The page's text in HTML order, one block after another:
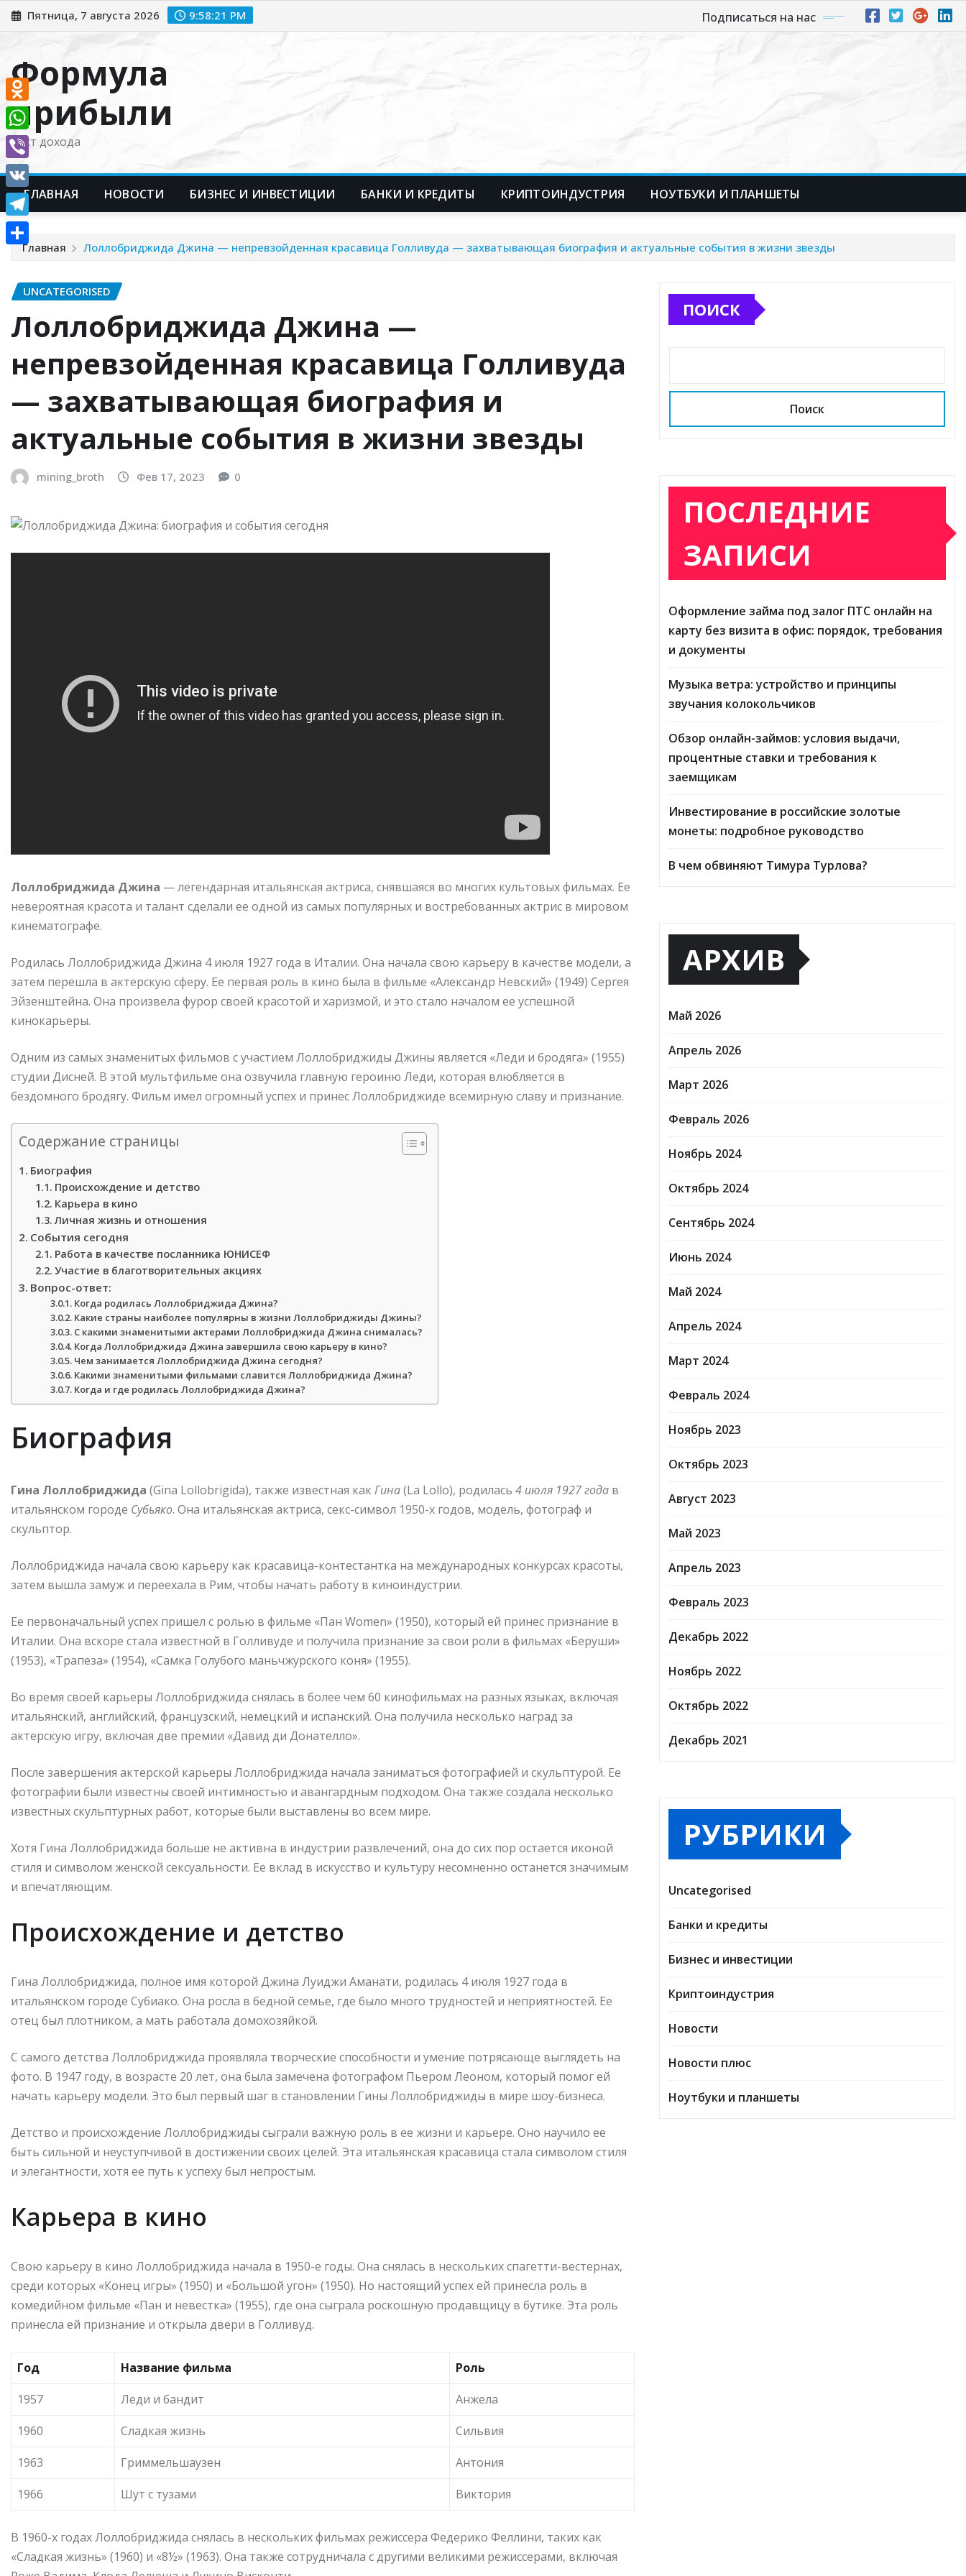
Перейти
к
Пятница, 7 августа 2026 9:58:22 PM Подписаться на нас
Формула
прибыли
Рост дохода
ГЛАВНАЯ НОВОСТИ БИЗНЕС И ИНВЕСТИЦИИ БАНКИ И КРЕДИТЫ КРИПТОИНДУСТРИЯ НОУТБУКИ И ПЛАНШЕТЫ
Главная Лоллобриджида Джина — непревзойденная красавица Голливуда — захватывающая биография и актуальные события в жизни звезды
UNCATEGORISED
Лоллобриджида Джина —
непревзойденная красавица Голливуда
— захватывающая биография и
актуальные события в жизни звезды
mining_broth Фев 17, 2023 0
Лоллобриджида Джина — легендарная итальянская актриса, снявшаяся во многих культовых фильмах. Ее
невероятная красота и талант сделали ее одной из самых популярных и востребованных актрис в мировом
кинематографе.
Родилась Лоллобриджида Джина 4 июля 1927 года в Италии. Она начала свою карьеру в качестве модели, а
затем перешла в актерскую сферу. Ее первая роль в кино была в фильме «Александр Невский» (1949) Сергея
Эйзенштейна. Она произвела фурор своей красотой и харизмой, и это стало началом ее успешной
кинокарьеры.
Одним из самых знаменитых фильмов с участием Лоллобриджиды Джины является «Леди и бродяга» (1955)
студии Дисней. В этой мультфильме она озвучила главную героиню Леди, которая влюбляется в
бездомного бродягу. Фильм имел огромный успех и принес Лоллобриджиде всемирную славу и признание.
Содержание страницы
Биография
Происхождение и детство
Карьера в кино
Личная жизнь и отношения
События сегодня
Работа в качестве посланника ЮНИСЕФ
Участие в благотворительных акциях
Вопрос-ответ:
Когда родилась Лоллобриджида Джина?
Какие страны наиболее популярны в жизни Лоллобриджиды Джины?
С какими знаменитыми актерами Лоллобриджида Джина снималась?
Когда Лоллобриджида Джина завершила свою карьеру в кино?
Чем занимается Лоллобриджида Джина сегодня?
Какими знаменитыми фильмами славится Лоллобриджида Джина?
Когда и где родилась Лоллобриджида Джина?
Биография
Гина Лоллобриджида (Gina Lollobrigida), также известная как Гина(La Lollo), родилась 4 июля 1927 года в
итальянском городе Субьяко. Она итальянская актриса, секс-символ 1950-х годов, модель, фотограф и
скульптор.
Лоллобриджида начала свою карьеру как красавица-контестантка на международных конкурсах красоты,
затем вышла замуж и переехала в Рим, чтобы начать работу в киноиндустрии.
Ее первоначальный успех пришел с ролью в фильме «Пан Women» (1950), который ей принес признание в
Италии. Она вскоре стала известной в Голливуде и получила признание за свои роли в фильмах «Беруши»
(1953), «Трапеза» (1954), «Самка Голубого маньчжурского коня» (1955).
Во время своей карьеры Лоллобриджида снялась в более чем 60 кинофильмах на разных языках, включая
итальянский, английский, французский, немецкий и испанский. Она получила несколько наград за
актерскую игру, включая две премии «Давид ди Донателло».
После завершения актерской карьеры Лоллобриджида начала заниматься фотографией и скульптурой. Ее
фотографии были известны своей интимностью и авангардным подходом. Она также создала несколько
известных скульптурных работ, которые были выставлены во всем мире.
Хотя Гина Лоллобриджида больше не активна в индустрии развлечений, она до сих пор остается иконой
стиля и символом женской сексуальности. Ее вклад в искусство и культуру несомненно останется значимым
и впечатляющим.
Происхождение и детство
Гина Лоллобриджида, полное имя которой Джина Луиджи Аманати, родилась 4 июля 1927 года в
итальянском городе Субиако. Она росла в бедной семье, где было много трудностей и неприятностей. Ее
отец был плотником, а мать работала домохозяйкой.
С самого детства Лоллобриджида проявляла творческие способности и умение потрясающе выглядеть на
фото. В 1947 году, в возрасте 20 лет, она была замечена фотографом Пьером Леоном, который помог ей
начать карьеру модели. Это был первый шаг в становлении Гины Лоллобриджиды в мире шоу-бизнеса.
Детство и происхождение Лоллобриджиды сыграли важную роль в ее жизни и карьере. Оно научило ее
быть сильной и неуступчивой в достижении своих целей. Эта итальянская красавица стала символом стиля
и элегантности, хотя ее путь к успеху был непростым.
Карьера в кино
Свою карьеру в кино Лоллобриджида начала в 1950-е годы. Она снялась в нескольких спагетти-вестернах,
среди которых «Конец игры» (1950) и «Большой угон» (1950). Но настоящий успех ей принесла роль в
комедийном фильме «Пан и невестка» (1955), где она сыграла роскошную продавщицу в бутике. Эта роль
принесла ей признание и открыла двери в Голливуд.
Год Название фильма
Роль
1957
Леди и бандит
Анжела
1960
Сладкая жизнь
Сильвия
1963
Гриммельшаузен
Антония
1966
Шут с тузами Виктория
В 1960-х годах Лоллобриджида снялась в нескольких фильмах режиссера Федерико Феллини, таких как
«Сладкая жизнь» (1960) и «8½» (1963). Она также сотрудничала с другими великими режиссерами, включая
ПОИСК
Поиск
ПОСЛЕДНИЕ
ЗАПИСИ
Оформление займа под залог ПТС онлайн на
карту без визита в офис: порядок, требования
и документы
Музыка ветра: устройство и принципы
звучания колокольчиков
Обзор онлайн-займов: условия выдачи,
процентные ставки и требования к
заемщикам
Инвестирование в российские золотые
монеты: подробное руководство
В чем обвиняют Тимура Турлова?
АРХИВ
Май 2026
Апрель 2026
Март 2026
Февраль 2026
Ноябрь 2024
Октябрь 2024
Сентябрь 2024
Июнь 2024
Май 2024
Апрель 2024
Март 2024
Февраль 2024
Ноябрь 2023
Октябрь 2023
Август 2023
Май 2023
Апрель 2023
Февраль 2023
Декабрь 2022
Ноябрь 2022
Октябрь 2022
Декабрь 2021
РУБРИКИ
Uncategorised
Банки и кредиты
Бизнес и инвестиции
Криптоиндустрия
Новости
Новости плюс
Ноутбуки и планшеты
Odnoklassniki
WhatsApp
Viber
VK
Telegram
Отправить